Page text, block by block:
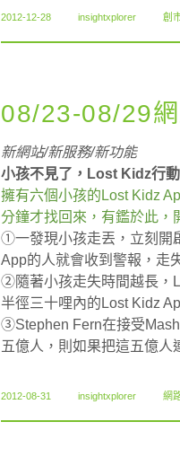
2012-12-28 insightxplorer 創
08/23-08/29網
新網站/新服務/新功能
小孩不見了，Lost Kidz行
擁有六個小孩的Lost Kidz
分鐘才找回來，有鑑於此，
①一發現小孩走丟，立刻開
App的人就會收到警報，走
②隨著小孩走失時間越長，
半徑三十哩內的Lost Kidz
③Stephen Fern在接受
五億人，則如果把這五億人
2012-08-31 insightxplorer 網